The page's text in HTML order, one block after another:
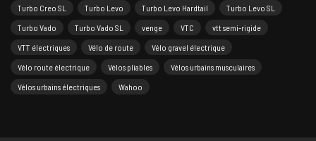
Turbo Creo SL
Turbo Levo Turbo Levo Hardtail
Turbo Levo SL
Turbo Vado
Turbo Vado SL venge VTC
vtt semi-rigide
VTT électriques
Vélo de route
Vélo gravel électrique
Vélo route électrique
Vélos pliables
Vélos urbains musculaires
Vélos urbains électriques
Wahoo